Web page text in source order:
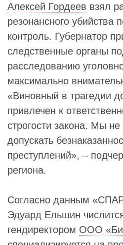
Алексей Гордеев взял
резонансного убийства
контроль. Губернатор
следственные органы
расследованию
максимально
«Виновный в трагедии
привлечен к
строгости закона. Мы
допускать
преступлений», –
региона.
Согласно данным
Эдуард Ельшин
гендиректором ООО